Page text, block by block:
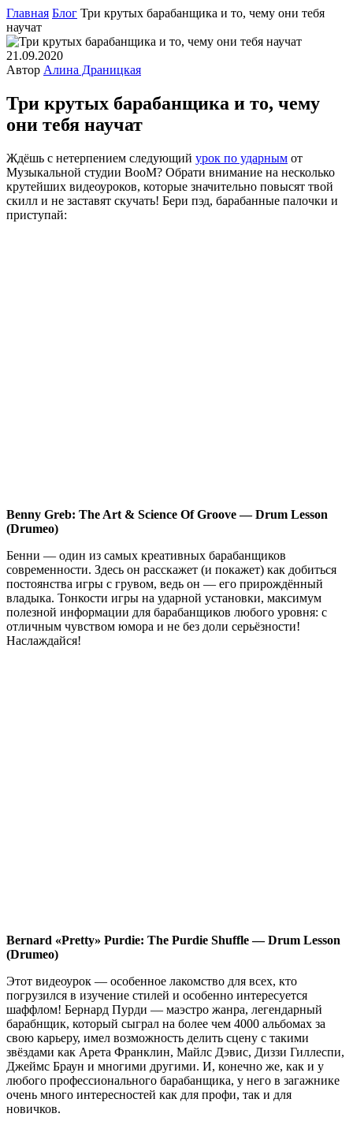
Главная Блог Три крутых барабанщика и то, чему они тебя
научат
21.09.2020
Автор Алина Драницкая
Три крутых барабанщика и то, чему
они тебя научат
Ждёшь с нетерпением следующий урок по ударным от
Музыкальной студии BooM? Обрати внимание на несколько
крутейших видеоуроков, которые значительно повысят твой
скилл и не заставят скучать! Бери пэд, барабанные палочки и
приступай:
Benny Greb: The Art & Science Of Groove — Drum Lesson
(Drumeo)
Бенни — один из самых креативных барабанщиков
современности. Здесь он расскажет (и покажет) как добиться
постоянства игры с грувом, ведь он — его прирождённый
владыка. Тонкости игры на ударной установки, максимум
полезной информации для барабанщиков любого уровня: с
отличным чувством юмора и не без доли серьёзности!
Наслаждайся!
Bernard «Pretty» Purdie: The Purdie Shuffle — Drum Lesson
(Drumeo)
Этот видеоурок — особенное лакомство для всех, кто
погрузился в изучение стилей и особенно интересуется
шаффлом! Бернард Пурди — маэстро жанра, легендарный
барабнщик, который сыграл на более чем 4000 альбомах за
свою карьеру, имел возможность делить сцену с такими
звёздами как Арета Франклин, Майлс Дэвис, Диззи Гиллеспи,
Джеймс Браун и многими другими. И, конечно же, как и у
любого профессионального барабанщика, у него в загажнике
очень много интересностей как для профи, так и для
новичков.